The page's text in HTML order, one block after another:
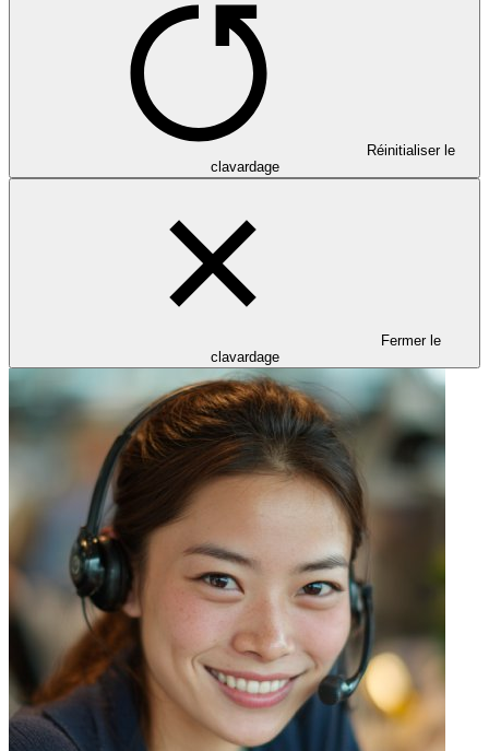
Réinitialiser le
clavardage
Fermer le
clavardage